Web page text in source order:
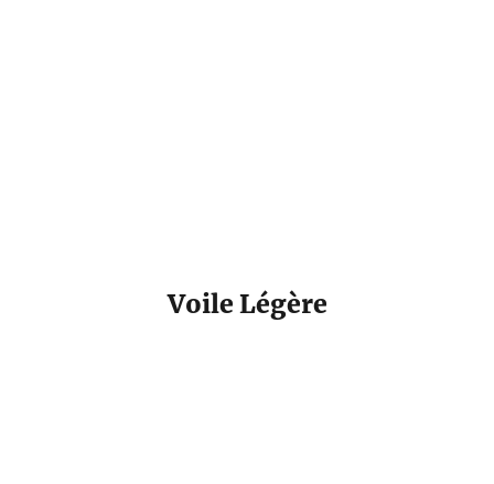
Voile Légère